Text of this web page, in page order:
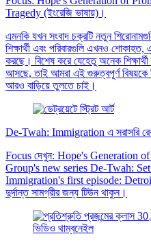
Tragedy (ইংরেজি ভাষায়)।
এমনকি যখন সংবাদ চক্রটি নতুন
শিক্ষার্থী এবং পরিবারগুলি এখনও
করছে। বিশেষ করে যেহেতু অনেক
আসছে, তাই আমরা এই গুরুত্বপূর্ণ বিষয়কে
আরও বাড়িয়ে তুলতে চাই।
De-Twah: Immigration এ সরাসরি
Focus দেখুন: Hope's Generation
Group's new series De-Twah:
Immigration's first episode:
দুর্দান্ত সামগ্রীর জন্য টিউন থাকুন।